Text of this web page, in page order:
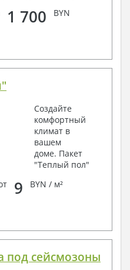
1 700 BYN
Создайте
комфортный
климат в
вашем
доме. Пакет
"Теплый пол"
9 BYN / м²
под сейсмозоны